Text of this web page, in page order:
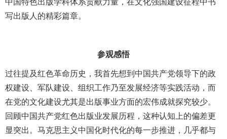
写出版人的精彩篇章。
参观感悟
过往提及红色革命历史，我首先想到中国共产党领导下的政
权建设、军队建设、组织工作乃至发展经济等实践活动，而
在党的文化建设尤其是出版事业方面的宏伟成就探究较少。
回顾中国共产党红色出版业发展历程，这种认知上的偏差更
显突出。马克思主义中国化时代化的每一步推进，几乎都与